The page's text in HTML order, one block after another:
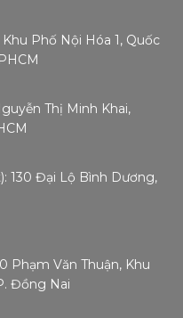
Phố Nội Hóa 1, Quốc
Thị Minh Khai,
130 Đại Lộ Bình Dương,
Phạm Văn Thuận, Khu
Đồng Nai